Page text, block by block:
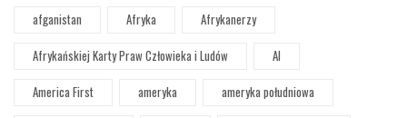
afganistan
Afryka
Afrykanerzy
Afrykańskiej Karty Praw Człowieka i Ludów
AI
America First
ameryka
ameryka południowa